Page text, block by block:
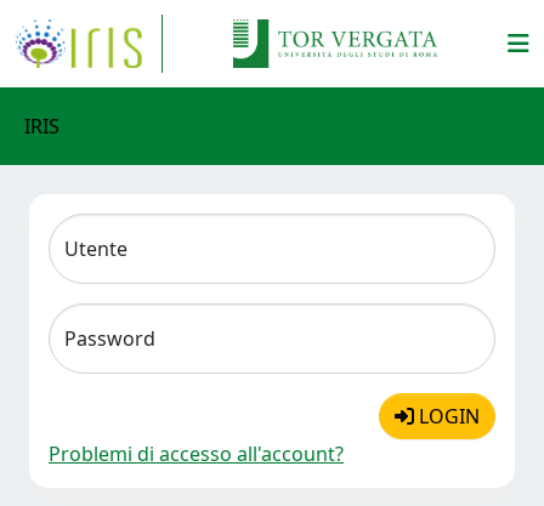
IRIS
Utente
Password
LOGIN
Problemi di accesso all'account?